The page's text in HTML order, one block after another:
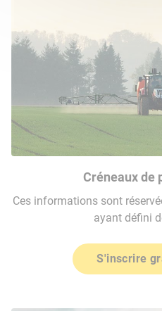
Créneaux de
Ces informations sont
ayant défini
S'inscrire